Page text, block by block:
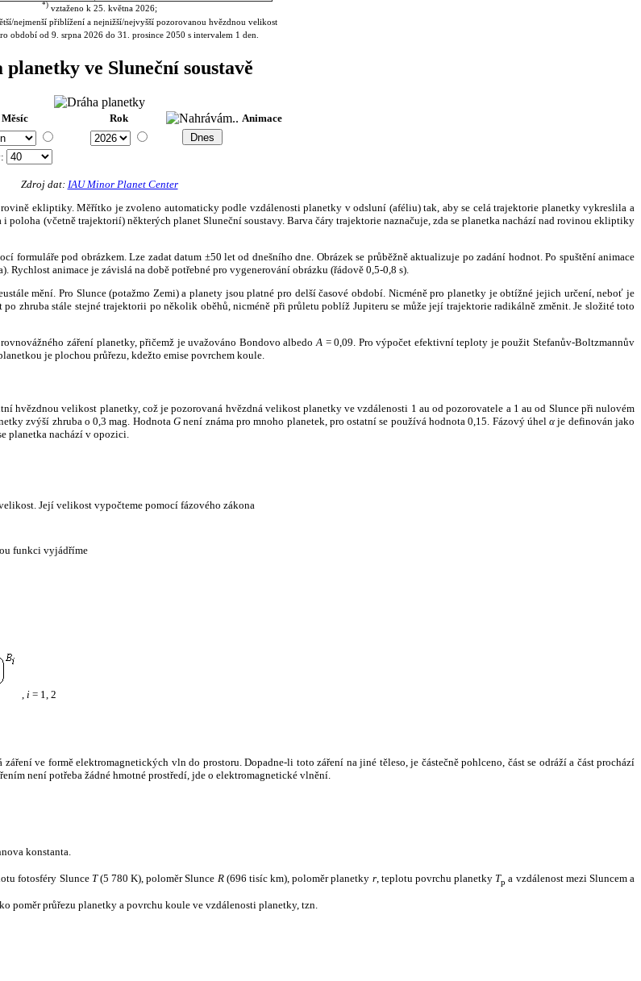
*)vztaženo k 25. května 2026;
nejmenší přiblížení a nejnižší/nejvyšší pozorovanou hvězdnou velikost
období od 9. srpna 2026 do 31. prosince 2050 s intervalem 1 den.
planetky ve Sluneční soustavě
Měsíc Rok Animace
:
Zdroj dat: IAU Minor Planet Center
ekliptiky. Měřítko je zvoleno automaticky podle vzdálenosti planetky v odsluní (aféliu) tak, aby se celá trajektorie planetky vykreslila a
(včetně trajektorií) některých planet Sluneční soustavy. Barva čáry trajektorie naznačuje, zda se planetka nachází nad rovinou ekliptiky
formuláře pod obrázkem. Lze zadat datum ±50 let od dnešního dne. Obrázek se průběžně aktualizuje po zadání hodnot. Po spuštění animace
animace je závislá na době potřebné pro vygenerování obrázku (řádově 0,5-0,8 s).
mění. Pro Slunce (potažmo Zemi) a planety jsou platné pro delší časové období. Nicméně pro planetky je obtížné jejich určení, neboť je
zhruba stále stejné trajektorii po několik oběhů, nicméně při průletu poblíž Jupiteru se může její trajektorie radikálně změnit. Je složité toto
záření planetky, přičemž je uvažováno Bondovo albedo A = 0,09. Pro výpočet efektivní teploty je použit Stefanův-Boltzmannův
je plochou průřezu, kdežto emise povrchem koule.
hvězdnou velikost planetky, což je pozorovaná hvězdná velikost planetky ve vzdálenosti 1 au od pozorovatele a 1 au od Slunce při nulovém
zvýší zhruba o 0,3 mag. HodnotaG není známa pro mnoho planetek, pro ostatní se používá hodnota 0,15. Fázový úhelα je definován jako
planetka nachází v opozici.
Její velikost vypočteme pomocí fázového zákona
funkci vyjádříme
, i = 1, 2
ve formě elektromagnetických vln do prostoru. Dopadne-li toto záření na jiné těleso, je částečně pohlceno, část se odráží a část prochází
není potřeba žádné hmotné prostředí, jde o elektromagnetické vlnění.
konstanta.
fotosféry Slunce T(5 780 K), poloměr Slunce R(696 tisíc km), poloměr planetky r, teplotu povrchu planetky Tp a vzdálenost mezi Sluncem a
poměr průřezu planetky a povrchu koule ve vzdálenosti planetky, tzn.